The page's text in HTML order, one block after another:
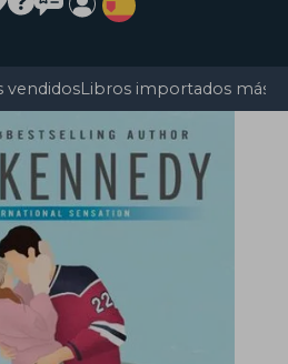
vendidosLibros importados más